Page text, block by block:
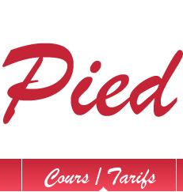
Cours / Tarifs